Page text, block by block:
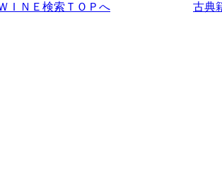
ＩＮＥ検索ＴＯＰへ 古典